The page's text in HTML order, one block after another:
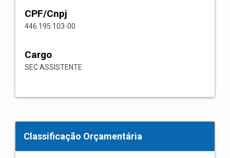
CPF/Cnpj
446.195.103-00
Cargo
SEC ASSISTENTE
Classificação Orçamentária